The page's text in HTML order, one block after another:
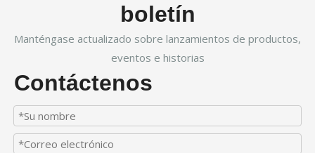
boletín
Manténgase actualizado sobre lanzamientos de productos,
eventos e historias
Contáctenos